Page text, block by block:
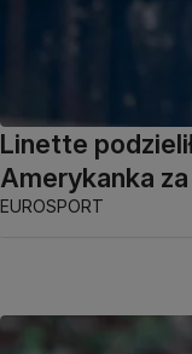
Linette
Amerykanka
EUROSPORT